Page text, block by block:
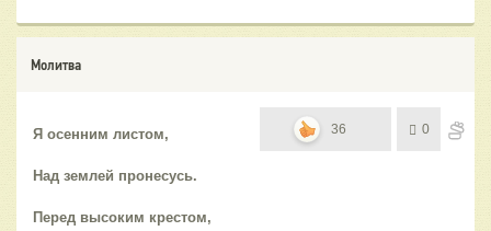
Молитва
Я осенним листом,
Над землей пронесусь.
Перед высоким крестом,
36 0